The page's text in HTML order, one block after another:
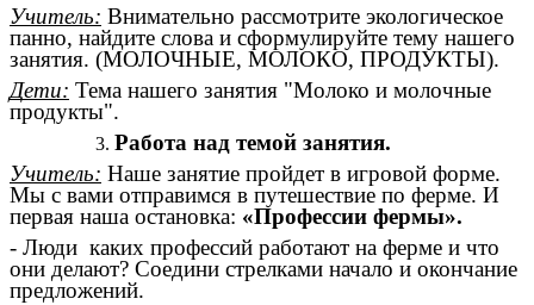
Учитель: Внимательно рассмотрите экологическое
панно, найдите слова и сформулируйте тему нашего
занятия. (МОЛОЧНЫЕ, МОЛОКО, ПРОДУКТЫ).
Дети: Тема нашего занятия "Молоко и молочные
продукты".
Работа над темой занятия.
Учитель: Наше занятие пройдет в игровой форме.
Мы с вами отправимся в путешествие по ферме. И
первая наша остановка: «Профессии фермы».
- Люди каких профессий работают на ферме и что
они делают? Соедини стрелками начало и окончание
предложений.